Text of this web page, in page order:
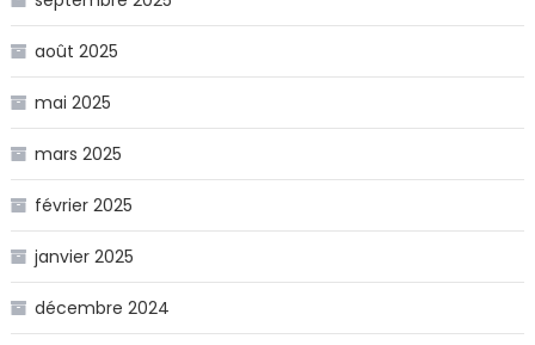
août 2025
mai 2025
mars 2025
février 2025
janvier 2025
décembre 2024